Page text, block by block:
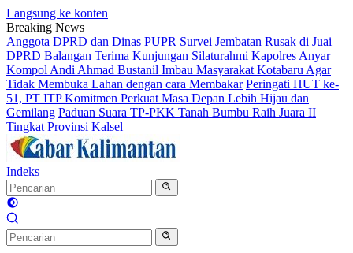
Langsung ke konten
Breaking News
Anggota DPRD dan Dinas PUPR Survei Jembatan Rusak di Juai
DPRD Balangan Terima Kunjungan Silaturahmi Kapolres Anyar
Kompol Andi Ahmad Bustanil Imbau Masyarakat Kotabaru Agar
Tidak Membuka Lahan dengan cara Membakar Peringati HUT ke-
51, PT ITP Komitmen Perkuat Masa Depan Lebih Hijau dan
Gemilang Paduan Suara TP-PKK Tanah Bumbu Raih Juara II
Tingkat Provinsi Kalsel
Indeks